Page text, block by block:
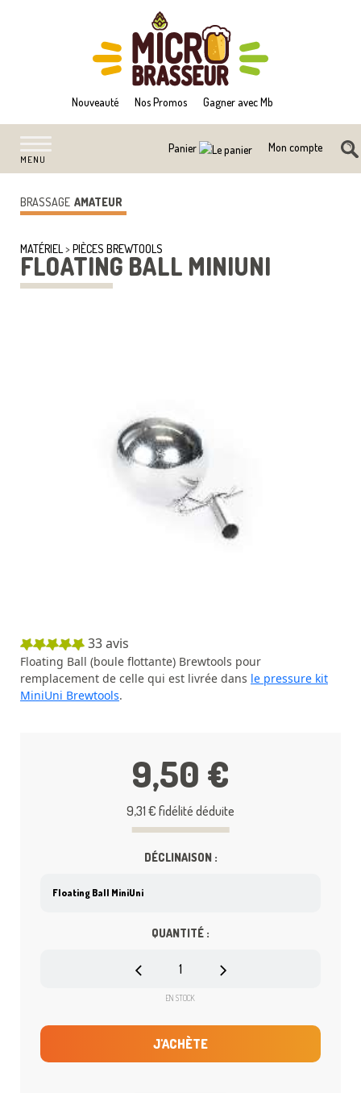
Nouveauté Nos Promos Gagner avec Mb
Panier Mon compte
MENU
MATÉRIEL> PIÈCES BREWTOOLS
FLOATING BALL MINIUNI
BRASSAGE AMATEUR
33avis
Floating Ball (boule flottante) Brewtools pour
remplacement de celle qui est livrée dans le pressure kit
MiniUni Brewtools.
9,50 €
9,31 € fidélité déduite
DÉCLINAISON :
QUANTITÉ :
EN STOCK
J'ACHÈTE